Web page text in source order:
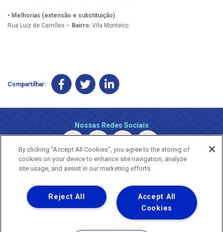
• Melhorias (extensão e substituição)
Rua Luiz de Camões – Bairro: Vila Monteiro
Compartilhar:
Nossas Redes Sociais
Uma empresa
Copyright ® 2026 - Todos os Direitos Reservados.
Nossa natureza movimenta a vida
By clicking “Accept All Cookies”, you agree to the storing of
cookies on your device to enhance site navigation, analyze
site usage, and assist in our marketing efforts.
Accept All
Cookies
Reject All